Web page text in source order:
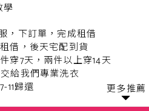
學
，下訂單，完成租借
借，後天宅配到貨
穿7天，兩件以上穿14天
給我們專業洗衣
11歸還
更多推薦